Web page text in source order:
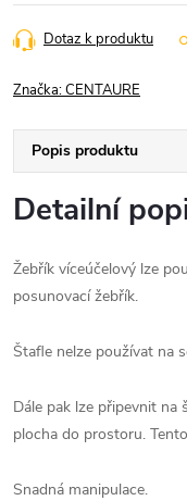
Dotaz k produktu
Značka:CENTAURE
Popis produktu
Detailní
Žebřík víceúčelový lze
posunovací žebřík.
Štafle nelze používat na
Dále pak lze připevnit
plocha do prostoru.
Snadná manipulace.